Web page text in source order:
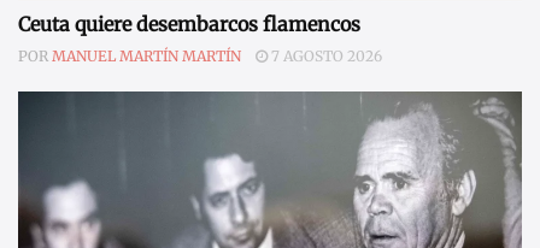
Ceuta quiere desembarcos flamencos
POR MANUEL MARTÍN MARTÍN 7 AGOSTO 2026